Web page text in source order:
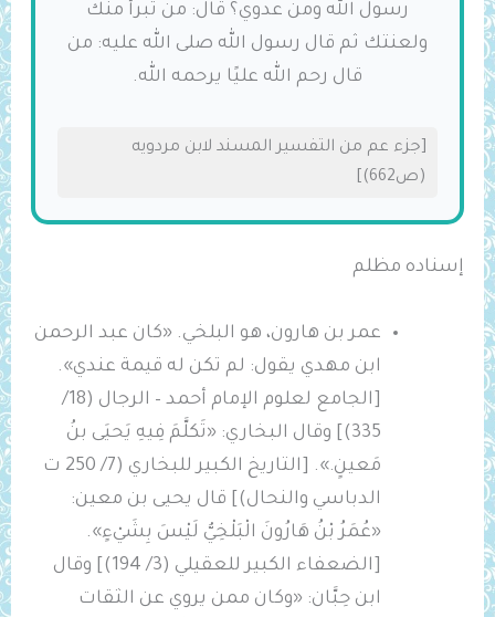
رسول الله ومن عدوي؟ قال: من تبرأ منك
ولعنتك ثم قال رسول الله صلى الله عليه: من
قال رحم الله عليًا يرحمه الله.
[جزء عم من التفسير المسند لابن مردويه
(ص662)]
إسناده مظلم
عمر بن هارون، هو البلخي. «كان عبد الرحمن
ابن مهدي يقول: لم تكن له قيمة عندي».
[الجامع لعلوم الإمام أحمد – الرجال (18/
335)] وقال البخاري: «تَكلَّمَ فِيهِ يَحيَى بنُ
مَعينٍ.». [التاريخ الكبير للبخاري (7/ 250 ت
الدباسي والنحال)] قال يحيى بن معين:
«‌عُمَرُ ‌بْنُ ‌هَارُونَ الْبَلْخِيُّ لَيْسَ بِشَيْءٍ».
[الضعفاء الكبير للعقيلي (3/ 194)] وقال
ابن حِبَّان: «وكان ممن يروي عن الثقات